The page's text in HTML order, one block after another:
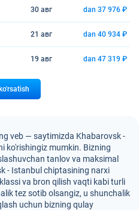
30 авг dan 37 976 ₽
21 авг dan 40 934 ₽
19 авг dan 47 319 ₽
veb — saytimizda Khabarovsk -
ko'rishingiz mumkin. Bizning
tanlov va maksimal
- Istanbul chiptasining narxi
va bron qilish vaqti kabi turli
tez sotib olsangiz, u shunchalik
uchun bizning qulay